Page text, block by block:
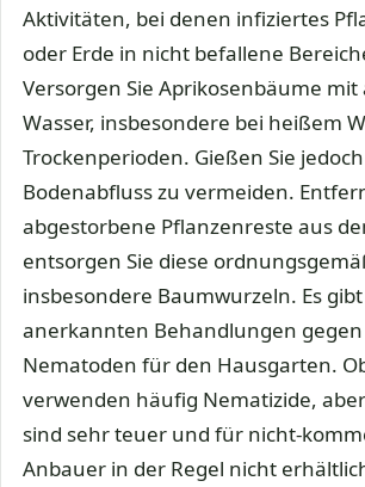
Aktivitäten, bei denen infiziertes
oder Erde in nicht befallene
Versorgen Sie Aprikosenbäume
Wasser, insbesondere bei heißem
Trockenperioden. Gießen Sie
Bodenabfluss zu vermeiden.
abgestorbene Pflanzenreste aus
entsorgen Sie diese
insbesondere Baumwurzeln. Es
anerkannten Behandlungen
Nematoden für den Hausgarten.
verwenden häufig Nematizide,
sind sehr teuer und für nicht-
Anbauer in der Regel nicht